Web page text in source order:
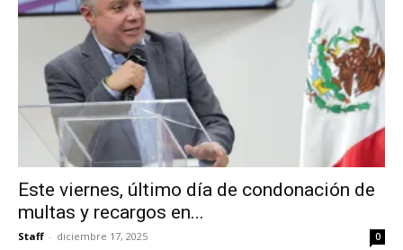
Este viernes, último día de condonación de
multas y recargos en...
Staff - diciembre 17, 2025 0